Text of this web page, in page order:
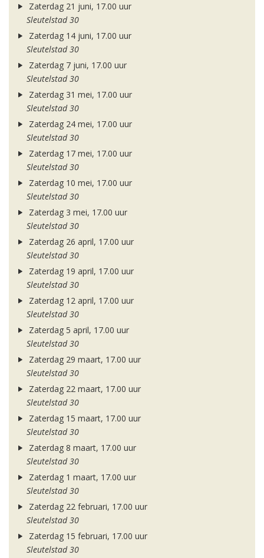
Zaterdag 21 juni, 17.00 uur
Sleutelstad 30
Zaterdag 14 juni, 17.00 uur
Sleutelstad 30
Zaterdag 7 juni, 17.00 uur
Sleutelstad 30
Zaterdag 31 mei, 17.00 uur
Sleutelstad 30
Zaterdag 24 mei, 17.00 uur
Sleutelstad 30
Zaterdag 17 mei, 17.00 uur
Sleutelstad 30
Zaterdag 10 mei, 17.00 uur
Sleutelstad 30
Zaterdag 3 mei, 17.00 uur
Sleutelstad 30
Zaterdag 26 april, 17.00 uur
Sleutelstad 30
Zaterdag 19 april, 17.00 uur
Sleutelstad 30
Zaterdag 12 april, 17.00 uur
Sleutelstad 30
Zaterdag 5 april, 17.00 uur
Sleutelstad 30
Zaterdag 29 maart, 17.00 uur
Sleutelstad 30
Zaterdag 22 maart, 17.00 uur
Sleutelstad 30
Zaterdag 15 maart, 17.00 uur
Sleutelstad 30
Zaterdag 8 maart, 17.00 uur
Sleutelstad 30
Zaterdag 1 maart, 17.00 uur
Sleutelstad 30
Zaterdag 22 februari, 17.00 uur
Sleutelstad 30
Zaterdag 15 februari, 17.00 uur
Sleutelstad 30